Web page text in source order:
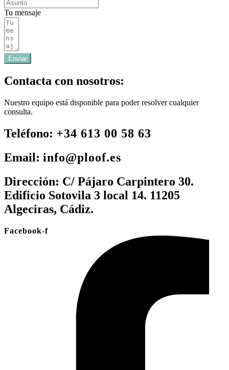
Tu mensaje
Enviar
Contacta con nosotros:
Nuestro equipo está disponible para poder resolver cualquier
consulta.
Teléfono: +34 613 00 58 63
Email: info@ploof.es
Dirección: C/ Pájaro Carpintero 30.
Edificio Sotovila 3 local 14. 11205
Algeciras, Cádiz.
Facebook-f